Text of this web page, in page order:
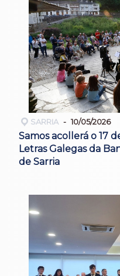
SARRIA 10/05/2026
Samos acollerá o 17
Letras Galegas da
de Sarria